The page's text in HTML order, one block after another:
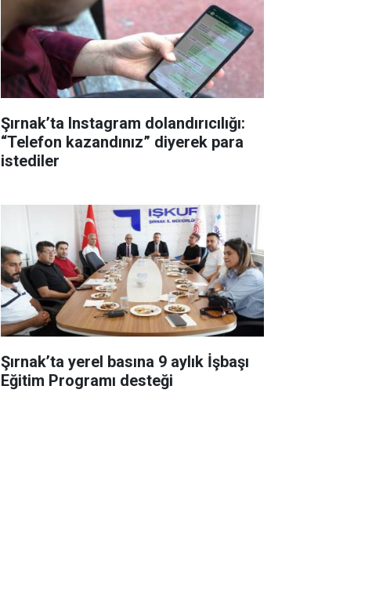
Şırnak’ta Instagram dolandırıcılığı:
“Telefon kazandınız” diyerek para
istediler
Şırnak’ta yerel basına 9 aylık İşbaşı
Eğitim Programı desteği